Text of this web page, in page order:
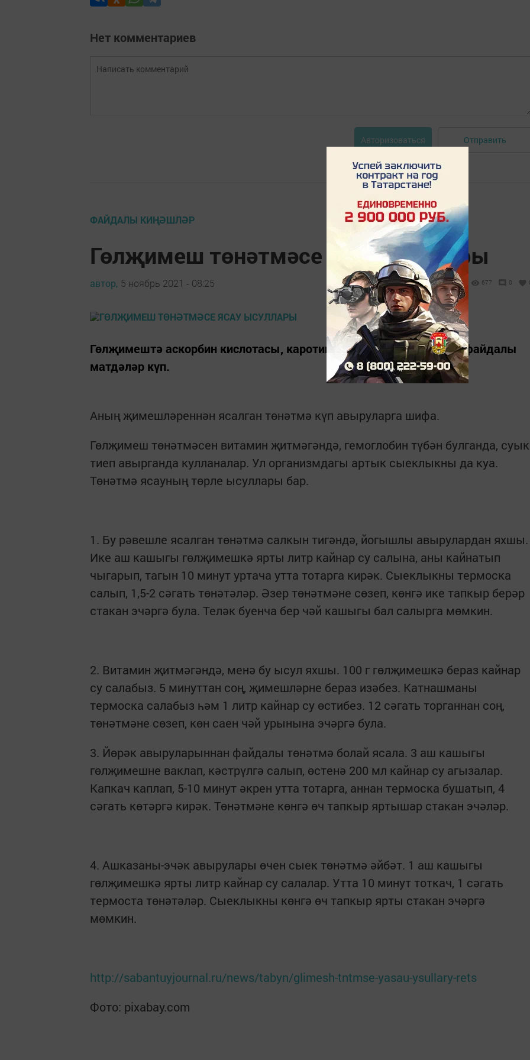
Нет комментариев
Авторизоваться Отправить
ФАЙДАЛЫ КИҢӘШЛӘР
Гөлҗимеш төнәтмәсе ясау ысуллары
автор, 5 ноябрь 2021 - 08:25 677 0
Гөлҗимештә аскорбин кислотасы, каротин, токоферол һәм башка файдалы
матдәләр күп.
Аның җимешләреннән ясалган төнәтмә күп авыруларга шифа.
Гөлҗимеш төнәтмәсен витамин җитмәгәндә, гемоглобин түбән булганда, суык
тиеп авырганда кулланалар. Ул организмдагы артык сыеклыкны да куа.
Төнәтмә ясауның төрле ысуллары бар.
1. Бу рәвешле ясалган төнәтмә салкын тигәндә, йогышлы авырулардан яхшы.
Ике аш кашыгы гөлҗимешкә ярты литр кайнар су салына, аны кайнатып
чыгарып, тагын 10 минут уртача утта тотарга кирәк. Сыеклыкны термоска
салып, 1,5-2 сәгать төнәтәләр. Әзер төнәтмәне сөзеп, көнгә ике тапкыр берәр
стакан эчәргә була. Теләк буенча бер чәй кашыгы бал салырга мөмкин.
2. Витамин җитмәгәндә, менә бу ысул яхшы. 100 г гөлҗимешкә бераз кайнар
су салабыз. 5 минуттан соң, җимешләрне бераз изәбез. Катнашманы
термоска салабыз һәм 1 литр кайнар су өстибез. 12 сәгать торганнан соң,
төнәтмәне сөзеп, көн саен чәй урынына эчәргә була.
3. Йөрәк авыруларыннан файдалы төнәтмә болай ясала. 3 аш кашыгы
гөлҗимешне ваклап, кәстрүлгә салып, өстенә 200 мл кайнар су агызалар.
Капкач каплап, 5-10 минут әкрен утта тотарга, аннан термоска бушатып, 4
сәгать көтәргә кирәк. Төнәтмәне көнгә өч тапкыр яртышар стакан эчәләр.
4. Ашказаны-эчәк авырулары өчен сыек төнәтмә әйбәт. 1 аш кашыгы
гөлҗимешкә ярты литр кайнар су салалар. Утта 10 минут тоткач, 1 сәгать
термоста төнәтәләр. Сыеклыкны көнгә өч тапкыр ярты стакан эчәргә
мөмкин.
http://sabantuyjournal.ru/news/tabyn/glimesh-tntmse-yasau-ysullary-rets
Фото: pixabay.com